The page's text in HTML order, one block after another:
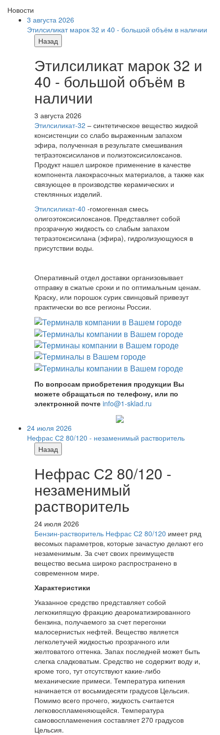
Новости
3 августа 2026
Этилсиликат марок 32 и 40 - большой объём в наличии
Назад
Этилсиликат марок 32 и
40 - большой объём в
наличии
3 августа 2026
Этилсиликат-32 – синтетическое вещество жидкой
консистенции со слабо выраженным запахом
эфира, полученная в результате смешивания
тетpаэтоксисиланов и полиэтоксисилоксанов.
Продукт нашел широкое применение в качестве
компонента лакокрасочных материалов, а также как
связующее в производстве керамических и
стеклянных изделий.
Этилсиликат-40 -гомогенная смесь
олигоэтоксисилоксанов. Представляет собой
прозрачную жидкость со слабым запахом
тетраэтоксисилана (эфира), гидролизующуюся в
присутствии воды.
Оперативный отдел доставки организовывает
отправку в сжатые сроки и по оптимальным ценам.
Краску, или порошок сурик свинцовый привезут
практически во все регионы России.
По вопросам приобретения продукции Вы
можете обращаться по телефону, или по
электронной почте info@1-sklad.ru
24 июля 2026
Нефрас С2 80/120 - незаменимый растворитель
Назад
Нефрас С2 80/120 -
незаменимый
растворитель
24 июля 2026
Бензин-растворитель Нефрас С2 80/120 имеет ряд
весомых параметров, которые зачастую делают его
незаменимым. За счет своих преимуществ
вещество весьма широко распространено в
современном мире.
Характеристики
Указанное средство представляет собой
легкокипящую фракцию деароматизированного
бензина, получаемого за счет перегонки
малосернистых нефтей. Вещество является
легколетучей жидкостью прозрачного или
желтоватого оттенка. Запах последней может быть
слегка сладковатым. Средство не содержит воду и,
кроме того, тут отсутствуют какие-либо
механические примеси. Температура кипения
начинается от восьмидесяти градусов Цельсия.
Помимо всего прочего, жидкость считается
легковоспламеняющейся. Температура
самовоспламенения составляет 270 градусов
Цельсия.